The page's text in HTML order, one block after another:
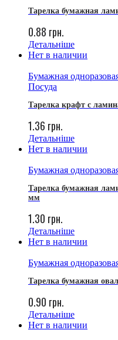
Тарелка бумажная
0.88 грн.
Детальніше
Нет в наличии
Бумажная
Посуда
Тарелка крафт с
1.36 грн.
Детальніше
Нет в наличии
Бумажная
Тарелка бумажная
мм
1.30 грн.
Детальніше
Нет в наличии
Бумажная
Тарелка бумажная
0.90 грн.
Детальніше
Нет в наличии